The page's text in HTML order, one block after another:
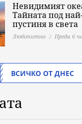
Невидимият
Тайната под
пустиня в света
Любопитно Преди 6
ВСИЧКО ОТ ДНЕС